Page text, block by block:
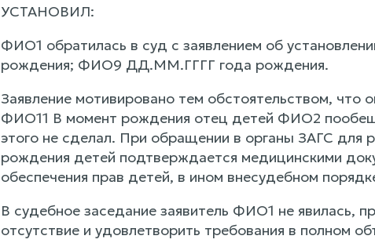
УСТАНОВИЛ:
ФИО1 обратилась в суд с заявлением об
рождения; ФИО9 ДД.ММ.ГГГГ года рождения.
Заявление мотивировано тем обстоятельством,
ФИО11 В момент рождения отец детей ФИО2
этого не сделал. При обращении в органы ЗАГС для
рождения детей подтверждается медицинскими
обеспечения прав детей, в ином внесудебном
В судебное заседание заявитель ФИО1 не явилась,
отсутствие и удовлетворить требования в полном